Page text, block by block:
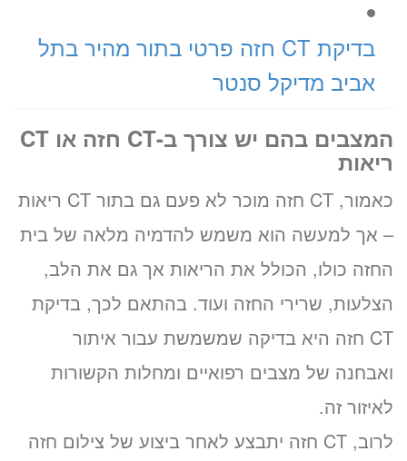
בדיקת CT חזה פרטי בתור מהיר בתל
אביב מדיקל סנטר
המצבים בהם יש צורך ב-CT חזה או CT
ריאות
כאמור, CT חזה מוכר לא פעם גם בתור CT ריאות
– אך למעשה הוא משמש להדמיה מלאה של בית
החזה כולו, הכולל את הריאות אך גם את הלב,
הצלעות, שרירי החזה ועוד. בהתאם לכך, בדיקת
CT חזה היא בדיקה שמשמשת עבור איתור
ואבחנה של מצבים רפואיים ומחלות הקשורות
לאיזור זה.
לרוב, CT חזה יתבצע לאחר ביצוע של צילום חזה